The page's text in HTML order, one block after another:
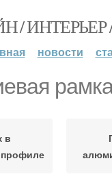
/ ИНТЕРЬЕР
новости
в